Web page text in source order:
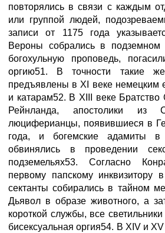
повторялись в связи с каждым
или группой людей,
записи от 1175 года
Вероны собрались в подземном
богохульную проповедь,
оргию51. В точности такие
предъявлены в XI веке немецким
и катарам52. В XIII веке Братство
Рейнланда, апостолики из
люциферианцы, появившиеся в
года, и богемские адамиты
обвинялись в проведении
подземельях53. Согласно
первому папскому инквизитору
сектанты собирались в тайном
Дьявол в образе животного, а
короткой службы, все
бисексуальная оргия54. В XIV и